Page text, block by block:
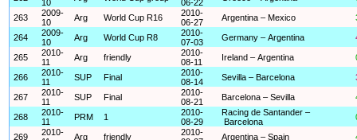
10
06-22
263
2009-
10
Arg World Cup R16
2010-
06-27
Argentina – Mexico
264
2009-
10
Arg World Cup R8
2010-
07-03
Germany – Argentina
265
2010-
11
Arg friendly
2010-
08-11
Ireland – Argentina
266
2010-
11
SUP Final
2010-
08-14
Sevilla – Barcelona
267
2010-
11
SUP Final
2010-
08-21
Barcelona – Sevilla
268
2010-
11
PRM 1
2010-
08-29
Racing de Santander –
Barcelona
269
2010-
Arg friendly
2010-
Argentina – Spain